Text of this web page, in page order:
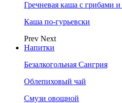
Гречневая каша с грибами
Каша по-гурьевски
Prev Next
Напитки
Безалкогольная Сангрия
Облепиховый чай
Смузи овощной